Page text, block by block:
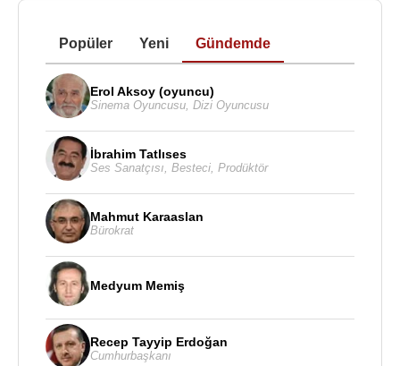
Popüler Yeni Gündemde
Erol Aksoy (oyuncu)
Sinema Oyuncusu Dizi Oyuncusu
İbrahim Tatlıses
Ses Sanatçısı Besteci Prodüktör
Mahmut Karaaslan
Bürokrat
Medyum Memiş
Recep Tayyip Erdoğan
Cumhurbaşkanı